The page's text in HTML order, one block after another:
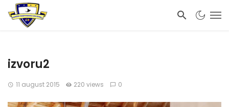
izvoru2
11 august 2015 220 views 0